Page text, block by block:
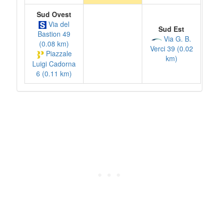
Sud Ovest
Via del
Bastion 49
(0.08 km)
Piazzale
Luigi Cadorna
6 (0.11 km)
Sud Est
Via G. B.
Verci 39 (0.02
km)